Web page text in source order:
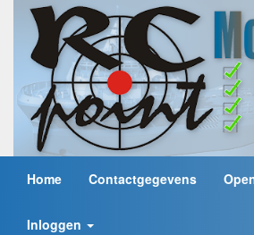
Home Contactgegevens
Inloggen